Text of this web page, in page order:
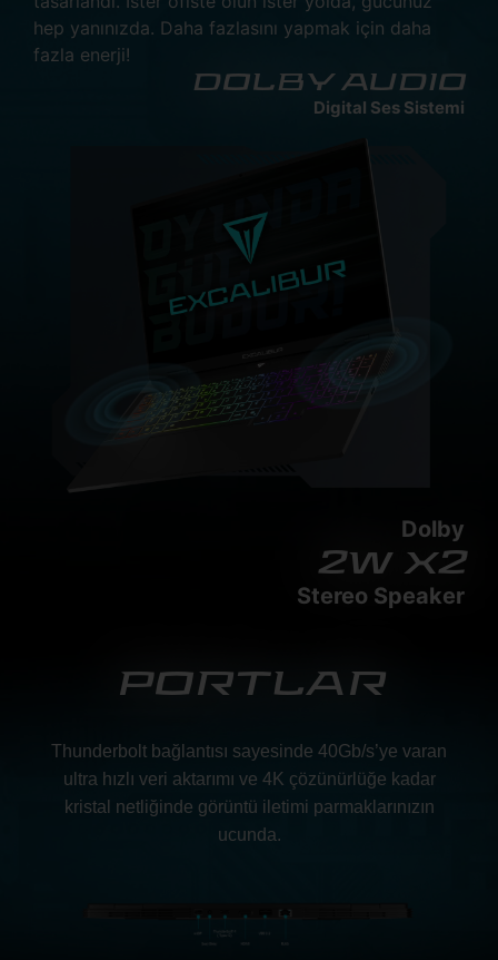
hep yanınızda. Daha fazlasını yapmak için daha
fazla enerji!
DOLBY AUDIO
Digital Ses Sistemi
Dolby
2w x2
Stereo Speaker
PORTLAR
Thunderbolt bağlantısı sayesinde 40Gb/s’ye varan
ultra hızlı veri aktarımı ve 4K çözünürlüğe kadar
kristal netliğinde görüntü iletimi parmaklarınızın
ucunda.